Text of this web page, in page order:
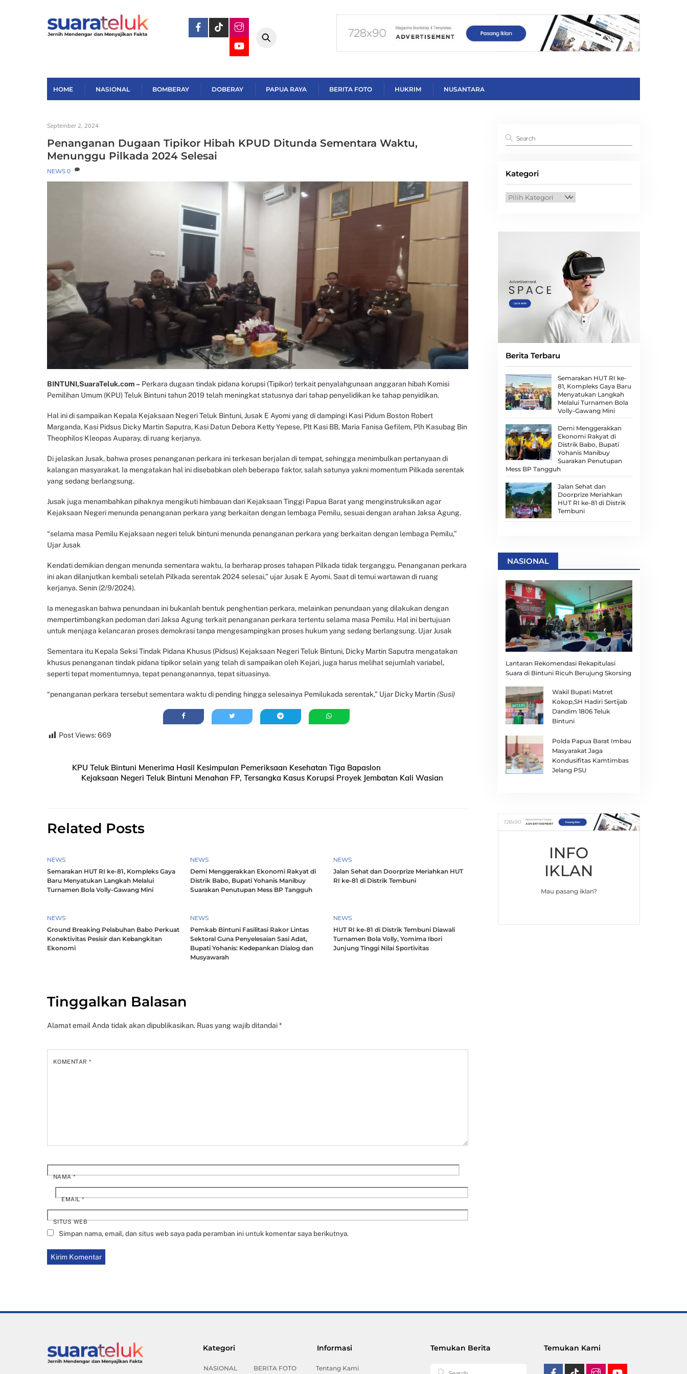
HOME NASIONAL BOMBERAY DOBERAY PAPUA RAYA BERITA FOTO HUKRIM NUSANTARA
September 2, 2024
Penanganan Dugaan Tipikor Hibah KPUD Ditunda Sementara Waktu,
Menunggu Pilkada 2024 Selesai
NEWS 0
BINTUNI,SuaraTeluk.com – Perkara dugaan tindak pidana korupsi (Tipikor) terkait penyalahgunaan anggaran hibah Komisi
Pemilihan Umum (KPU) Teluk Bintuni tahun 2019 telah meningkat statusnya dari tahap penyelidikan ke tahap penyidikan.
Hal ini di sampaikan Kepala Kejaksaan Negeri Teluk Bintuni, Jusak E Ayomi yang di dampingi Kasi Pidum Boston Robert
Marganda, Kasi Pidsus Dicky Martin Saputra, Kasi Datun Debora Ketty Yepese, Plt Kasi BB, Maria Fanisa Gefilem, Plh Kasubag Bin
Theophilos Kleopas Auparay, di ruang kerjanya.
Di jelaskan Jusak, bahwa proses penanganan perkara ini terkesan berjalan di tempat, sehingga menimbulkan pertanyaan di
kalangan masyarakat. Ia mengatakan hal ini disebabkan oleh beberapa faktor, salah satunya yakni momentum Pilkada serentak
yang sedang berlangsung.
Jusak juga menambahkan pihaknya mengikuti himbauan dari Kejaksaan Tinggi Papua Barat yang menginstruksikan agar
Kejaksaan Negeri menunda penanganan perkara yang berkaitan dengan lembaga Pemilu, sesuai dengan arahan Jaksa Agung.
“selama masa Pemilu Kejaksaan negeri teluk bintuni menunda penanganan perkara yang berkaitan dengan lembaga Pemilu,”
Ujar Jusak
Kendati demikian dengan menunda sementara waktu, Ia berharap proses tahapan Pilkada tidak terganggu. Penanganan perkara
ini akan dilanjutkan kembali setelah Pilkada serentak 2024 selesai,” ujar Jusak E Ayomi. Saat di temui wartawan di ruang
kerjanya. Senin (2/9/2024).
Ia menegaskan bahwa penundaan ini bukanlah bentuk penghentian perkara, melainkan penundaan yang dilakukan dengan
mempertimbangkan pedoman dari Jaksa Agung terkait penanganan perkara tertentu selama masa Pemilu. Hal ini bertujuan
untuk menjaga kelancaran proses demokrasi tanpa mengesampingkan proses hukum yang sedang berlangsung. Ujar Jusak
Sementara itu Kepala Seksi Tindak Pidana Khusus (Pidsus) Kejaksaan Negeri Teluk Bintuni, Dicky Martin Saputra mengatakan
khusus penanganan tindak pidana tipikor selain yang telah di sampaikan oleh Kejari, juga harus melihat sejumlah variabel,
seperti tepat momentumnya, tepat penanganannya, tepat situasinya.
“penanganan perkara tersebut sementara waktu di pending hingga selesainya Pemilukada serentak,” Ujar Dicky Martin (Susi)
Post Views:669
KPU Teluk Bintuni Menerima Hasil Kesimpulan Pemeriksaan Kesehatan Tiga Bapaslon
Kejaksaan Negeri Teluk Bintuni Menahan FP, Tersangka Kasus Korupsi Proyek Jembatan Kali Wasian
Related Posts
NEWS
Semarakan HUT RI ke-81, Kompleks Gaya
Baru Menyatukan Langkah Melalui
Turnamen Bola Volly-Gawang Mini
NEWS
Demi Menggerakkan Ekonomi Rakyat di
Distrik Babo, Bupati Yohanis Manibuy
Suarakan Penutupan Mess BP Tangguh
NEWS
Jalan Sehat dan Doorprize Meriahkan HUT
RI ke-81 di Distrik Tembuni
NEWS
Ground Breaking Pelabuhan Babo Perkuat
Konektivitas Pesisir dan Kebangkitan
Ekonomi
NEWS
Pemkab Bintuni Fasilitasi Rakor Lintas
Sektoral Guna Penyelesaian Sasi Adat,
Bupati Yohanis: Kedepankan Dialog dan
Musyawarah
NEWS
HUT RI ke-81 di Distrik Tembuni Diawali
Turnamen Bola Volly, Yomima Ibori
Junjung Tinggi Nilai Sportivitas
Tinggalkan Balasan
Alamat email Anda tidak akan dipublikasikan. Ruas yang wajib ditandai*
KOMENTAR*
NAMA*
EMAIL*
SITUS WEB
Simpan nama, email, dan situs web saya pada peramban ini untuk komentar saya berikutnya.
Kategori
Kategori
Berita Terbaru
Semarakan HUT RI ke-
81, Kompleks Gaya Baru
Menyatukan Langkah
Melalui Turnamen Bola
Volly-Gawang Mini
Demi Menggerakkan
Ekonomi Rakyat di
Distrik Babo, Bupati
Yohanis Manibuy
Suarakan Penutupan
Mess BP Tangguh
Jalan Sehat dan
Doorprize Meriahkan
HUT RI ke-81 di Distrik
Tembuni
NASIONAL
Lantaran Rekomendasi Rekapitulasi
Suara di Bintuni Ricuh Berujung Skorsing
Wakil Bupati Matret
Kokop,SH Hadiri Sertijab
Dandim 1806 Teluk
Bintuni
Polda Papua Barat Imbau
Masyarakat Jaga
Kondusifitas Kamtimbas
Jelang PSU
INFO
IKLAN
Mau pasang iklan?
Back
Kategori
NASIONAL BERITA FOTO
Informasi
Tentang Kami
Temukan Berita Temukan Kami